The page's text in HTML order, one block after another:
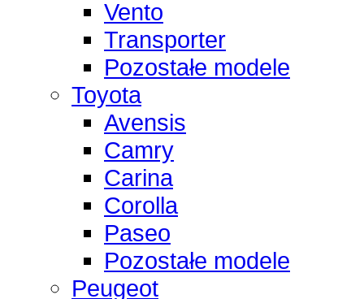
Vento
Transporter
Pozostałe modele
Toyota
Avensis
Camry
Carina
Corolla
Paseo
Pozostałe modele
Peugeot